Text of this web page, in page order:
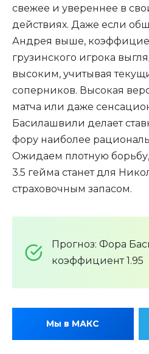
свежее и увереннее в
действиях. Даже если
Андрея выше,
грузинского игрока
высоким, учитывая
соперников. Высокая
матча или даже
Басилашвили делает
фору наиболее
Ожидаем плотную
3.5 гейма станет для
страховочным запасом.
Прогноз: Фора
коэффициент 1.95
Мы в МАКС